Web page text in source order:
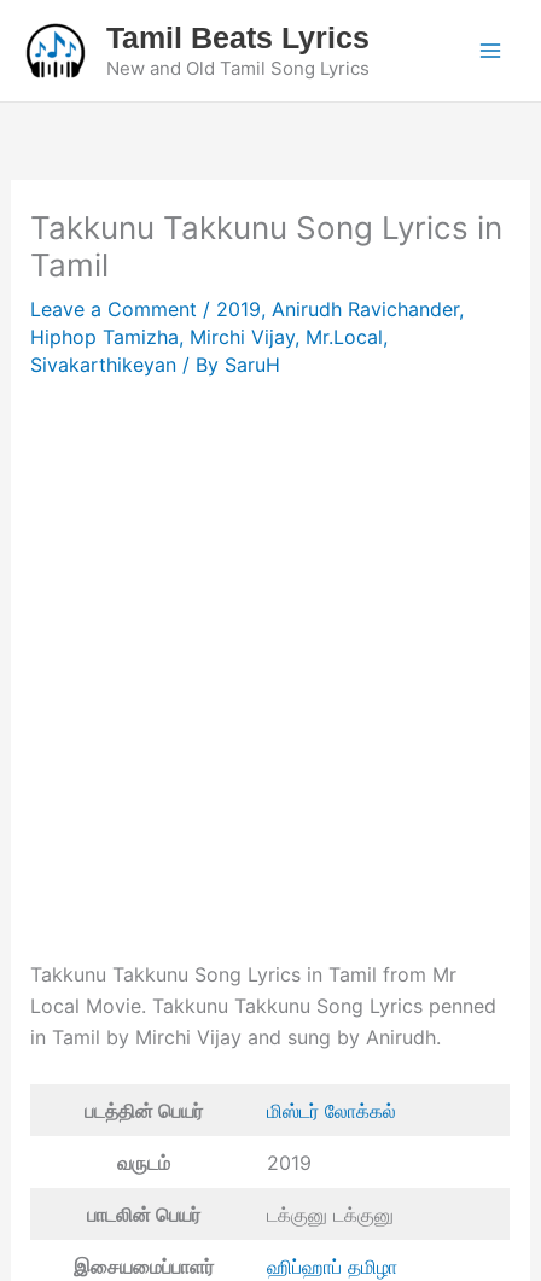
content
Tamil Beats Lyrics
New and Old Tamil Song Lyrics
Takkunu Takkunu Song Lyrics in
Tamil
Leave a Comment / 2019, Anirudh Ravichander,
Hiphop Tamizha, Mirchi Vijay, Mr.Local,
Sivakarthikeyan/ By SaruH
Takkunu Takkunu Song Lyrics in Tamil from Mr
Local Movie. Takkunu Takkunu Song Lyrics penned
in Tamil by Mirchi Vijay and sung by Anirudh.
படத்தின் பெயர் மிஸ்டர் லோக்கல்
வருடம் 2019
பாடலின் பெயர் டக்குனு டக்குனு
இசையமைப்பாளர் ஹிப்ஹாப் தமிழா